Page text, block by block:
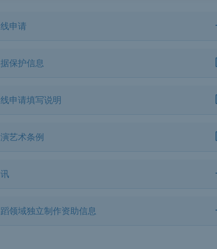
申请
保护信息
申请填写说明
艺术条例
领域独立制作资助信息